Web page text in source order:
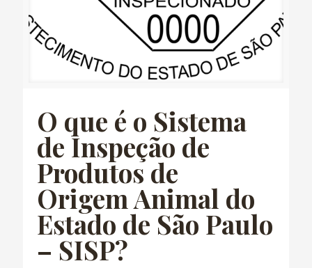
O que é o Sistema
de Inspeção de
Produtos de
Origem Animal do
Estado de São Paulo
– SISP?